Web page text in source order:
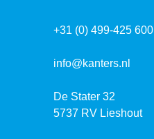
+31 (0) 499-425 600
info@kanters.nl
De Stater 32
5737 RV Lieshout